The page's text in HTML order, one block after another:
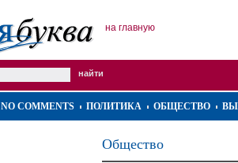
на главную
NO COMMENTS ПОЛИТИКА ОБЩЕСТВО
Общество